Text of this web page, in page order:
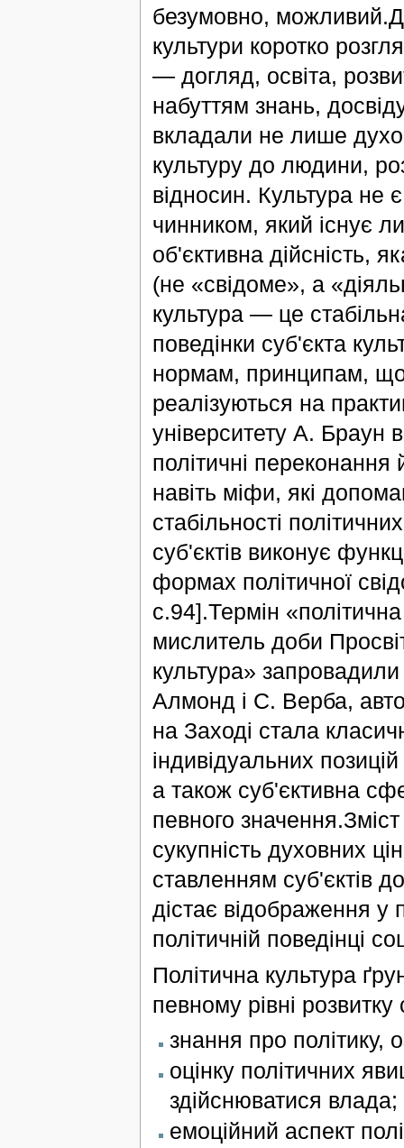
безумовно,
культури коротко
— догляд, освіта,
набуттям знань,
вкладали не лише
культуру до людини,
відносин. Культура не
чинником, який існує
об'єктивна дійсність,
(не «свідоме», а
культура — це
поведінки суб'єкта
нормам, принципам, що
реалізуються на
університету А. Браун
політичні переконання й
навіть міфи, які
стабільності
суб'єктів виконує
формах політичної
с.94].Термін
мислитель доби
культура» запровадили
Алмонд і С. Верба,
на Заході стала
індивідуальних
а також суб'єктивна
певного
сукупність духовних
ставленням суб'єктів
дістає відображення у
політичній поведінці
Політична культура
певному рівні
знання про політику,
оцінку політичних
здійснюватися влада;
емоційний аспект